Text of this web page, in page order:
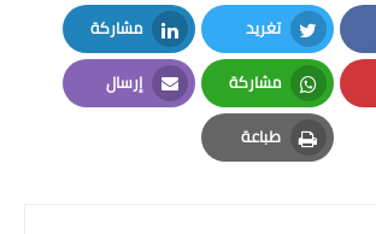
المرحلة الابتدائية
المرحلة المتوسطة
المرحلة الاعدادية
تغريد
Twitter
مشاركة
LinkedIn
مشاركة
Whatsapp
إرسال
Email
طباعة
Print